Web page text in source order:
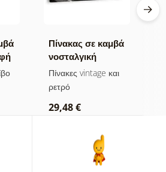
Πίνακας σε καμβά
νοσταλγική
μουσική
ατμόσφαιρα
Πίνακες vintage και
ρετρό
29,48 €